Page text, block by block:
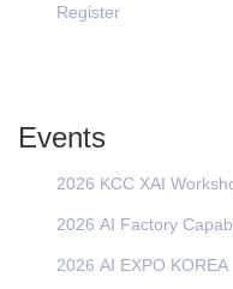
Register
Events
2026 KCC XAI
2026 AI Factory
2026 AI EXPO KOREA